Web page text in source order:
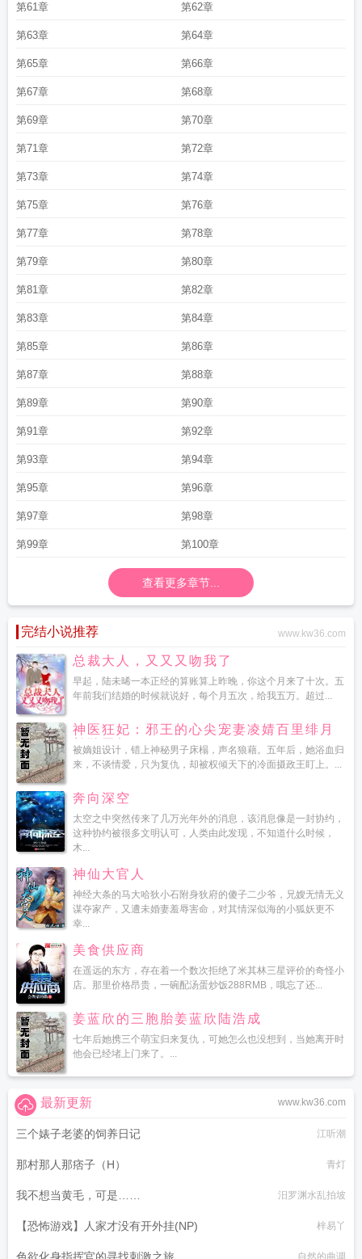
第61章 第62章
第63章 第64章
第65章 第66章
第67章 第68章
第69章 第70章
第71章 第72章
第73章 第74章
第75章 第76章
第77章 第78章
第79章 第80章
第81章 第82章
第83章 第84章
第85章 第86章
第87章 第88章
第89章 第90章
第91章 第92章
第93章 第94章
第95章 第96章
第97章 第98章
第99章 第100章
查看更多章节...
完结小说推荐 www.kw36.com
总裁大人，又又又吻我了
早起，陆未晞一本正经的算账算上昨晚，你这个月来了十次。五
年前我们结婚的时候就说好，每个月五次，给我五万。超过...
神医狂妃：邪王的心尖宠妻凌婧百里绯月
长孙无极
被嫡姐设计，错上神秘男子床榻，声名狼藉。五年后，她浴血归
来，不谈情爱，只为复仇，却被权倾天下的冷面摄政王盯上。...
奔向深空
太空之中突然传来了几万光年外的消息，该消息像是一封协约，
这种协约被很多文明认可，人类由此发现，不知道什么时候，
木...
神仙大官人
神经大条的马大哈狄小石附身狄府的傻子二少爷，兄嫂无情无义
谋夺家产，又遭未婚妻羞辱害命，对其情深似海的小狐妖更不
幸...
美食供应商
在遥远的东方，存在着一个数次拒绝了米其林三星评价的奇怪小
店。那里价格昂贵，一碗配汤蛋炒饭288RMB，哦忘了还...
姜蓝欣的三胞胎姜蓝欣陆浩成
七年后她携三个萌宝归来复仇，可她怎么也没想到，当她离开时
他会已经堵上门来了。...
www.kw36.com
最新更新
三个婊子老婆的饲养日记 江听潮
那村那人那痞子（H） 青灯
我不想当黄毛，可是…… 汨罗渊水乱拍坡
【恐怖游戏】人家才没有开外挂(NP) 梓易丫
自然的曲调